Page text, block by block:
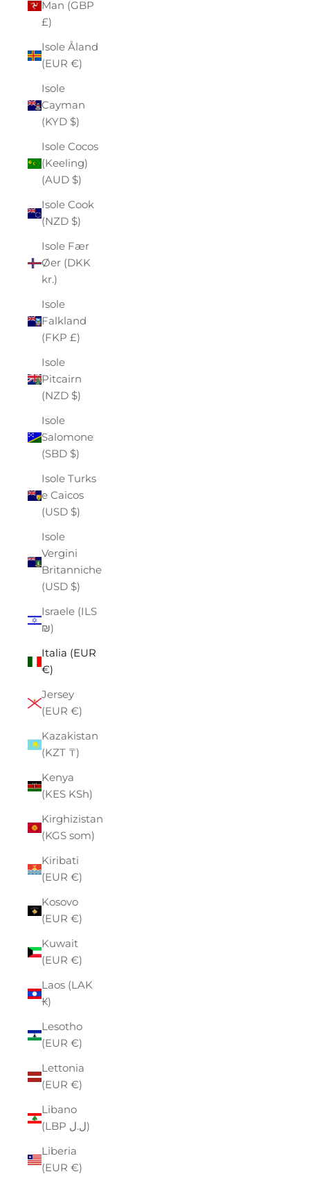
Man (GBP
£)
Isole Åland
(EUR €)
Isole
Cayman
(KYD $)
Isole Cocos
(Keeling)
(AUD $)
Isole Cook
(NZD $)
Isole Fær
Øer (DKK
kr.)
Isole
Falkland
(FKP £)
Isole
Pitcairn
(NZD $)
Isole
Salomone
(SBD $)
Isole Turks
e Caicos
(USD $)
Isole
Vergini
Britanniche
(USD $)
Israele (ILS
₪)
Italia (EUR
€)
Jersey
(EUR €)
Kazakistan
(KZT ₸)
Kenya
(KES KSh)
Kirghizistan
(KGS som)
Kiribati
(EUR €)
Kosovo
(EUR €)
Kuwait
(EUR €)
Laos (LAK
₭)
Lesotho
(EUR €)
Lettonia
(EUR €)
Libano
(LBP ل.ل)
Liberia
(EUR €)